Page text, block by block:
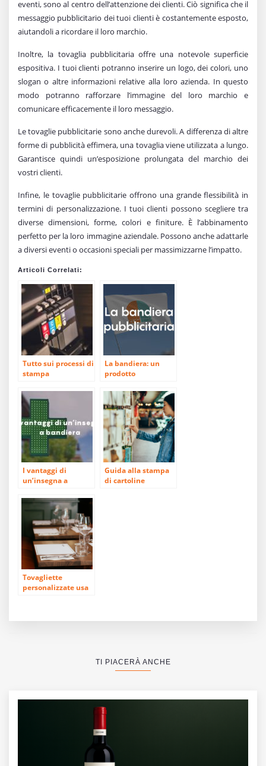
eventi, sono al centro dell’attenzione dei clienti. Ciò significa che il
messaggio pubblicitario dei tuoi clienti è costantemente esposto,
aiutandoli a ricordare il loro marchio.
Inoltre, la tovaglia pubblicitaria offre una notevole superficie
espositiva. I tuoi clienti potranno inserire un logo, dei colori, uno
slogan o altre informazioni relative alla loro azienda. In questo
modo potranno rafforzare l’immagine del loro marchio e
comunicare efficacemente il loro messaggio.
Le tovaglie pubblicitarie sono anche durevoli. A differenza di altre
forme di pubblicità effimera, una tovaglia viene utilizzata a lungo.
Garantisce quindi un’esposizione prolungata del marchio dei
vostri clienti.
Infine, le tovaglie pubblicitarie offrono una grande flessibilità in
termini di personalizzazione. I tuoi clienti possono scegliere tra
diverse dimensioni, forme, colori e finiture. È l’abbinamento
perfetto per la loro immagine aziendale. Possono anche adattarle
a diversi eventi o occasioni speciali per massimizzarne l’impatto.
Articoli Correlati:
Tutto sui processi di
stampa
La bandiera: un
prodotto
I vantaggi di
un’insegna a
un’azienda
Guida alla stampa
di cartoline
Tovagliette
personalizzate usa
TI PIACERÀ ANCHE